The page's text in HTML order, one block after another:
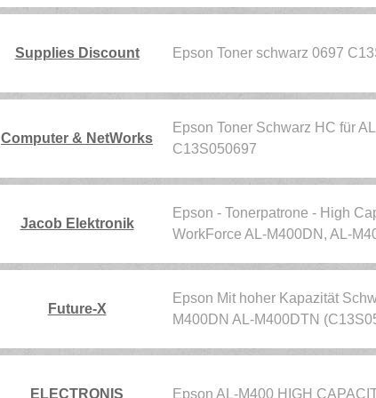
Supplies Discount Epson Toner schwarz 0697
Computer & NetWorks
Epson Toner Schwarz HC für
C13S050697
Jacob Elektronik
Epson - Tonerpatrone - High
WorkForce AL-M400DN, AL-
Future-X
Epson Mit hoher Kapazität
M400DN AL-M400DTN
ELECTRONIS Epson AL-M400 HIGH